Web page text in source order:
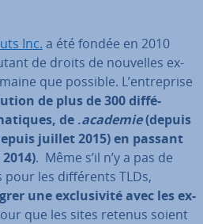
Inc. a été fondée en 2010
de droits de nouvelles ex­
que possible. L’en­tre­prise
de plus de 300 dif­fé­
de .academie(depuis
juillet 2015) en passant
. Même s’il n’y a pas de
les dif­fé­rents TLDs,
une ex­clu­si­vité avec les ex­
que les sites retenus soient